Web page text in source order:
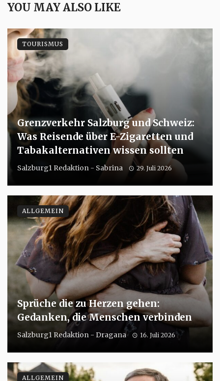
YOU MAY ALSO LIKE
Grenzverkehr Salzburg und Schweiz:
Was Reisende über E-Zigaretten und
Tabakalternativen wissen sollten
Salzburg1 Redaktion - Sabrina 29. Juli 2026
TOURISMUS
Sprüche die zu Herzen gehen:
Gedanken, die Menschen verbinden
Salzburg1 Redaktion - Dragana 16. Juli 2026
ALLGEMEIN
ALLGEMEIN